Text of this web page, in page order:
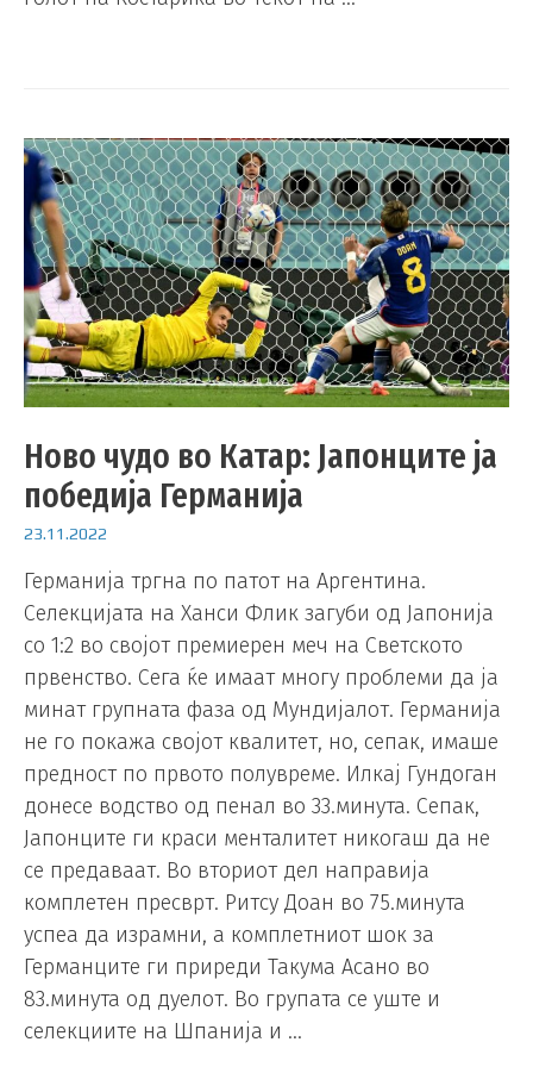
Ново чудо во Катар: Јапонците ја
победија Германија
23.11.2022
Германија тргна по патот на Аргентина.
Селекцијата на Ханси Флик загуби од Јапонија
со 1:2 во својот премиерен меч на Светското
првенство. Сега ќе имаат многу проблеми да ја
минат групната фаза од Мундијалот. Германија
не го покажа својот квалитет, но, сепак, имаше
предност по првото полувреме. Илкај Гундоган
донесе водство од пенал во 33.минута. Сепак,
Јапонците ги краси менталитет никогаш да не
се предаваат. Во вториот дел направија
комплетен пресврт. Ритсу Доан во 75.минута
успеа да израмни, а комплетниот шок за
Германците ги приреди Такума Асано во
83.минута од дуелот. Во групата се уште и
селекциите на Шпанија и …